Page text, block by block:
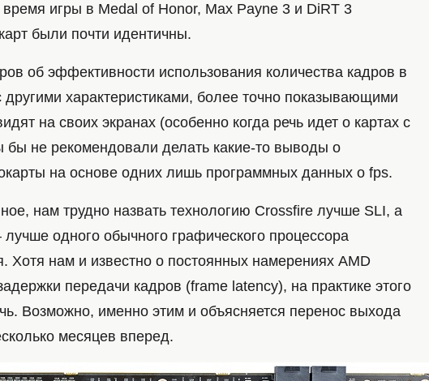
время игры в Medal of Honor, Max Payne 3 и DiRT 3
были почти идентичны.
об эффективности использования количества кадров в
другими характеристиками, более точно показывающими
на своих экранах (особенно когда речь идет о картах с
бы не рекомендовали делать какие-то выводы о
на основе одних лишь программных данных о fps.
нам трудно назвать технологию Crossfire лучше SLI, а
одного обычного графического процессора
Хотя нам и известно о постоянных намерениях AMD
передачи кадров (frame latency), на практике этого
Возможно, именно этим и объясняется перенос выхода
месяцев вперед.